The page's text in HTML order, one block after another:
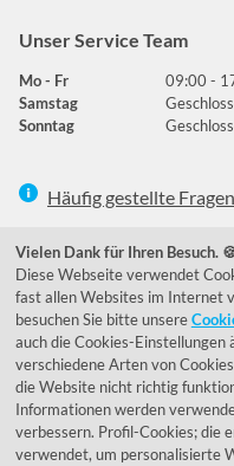
Unser Service Team
Mo - Fr
09:00 -
Samstag
Sonntag
Häufig gestellte Fragen
039292 - 678215
de@lumidora.com
FacebookInstagram
Kundenmeinungen
Exzellent - eKomi.de
Vielen Dank für Ihren Besuch.
Diese Webseite verwendet
fast allen Websites im Internet
besuchen Sie bitte unsere
auch die Cookies-
verschiedene Arten von
die Website nicht richtig
Informationen werden
verbessern. Profil-Cookies; die
verwendet, um personalisierte